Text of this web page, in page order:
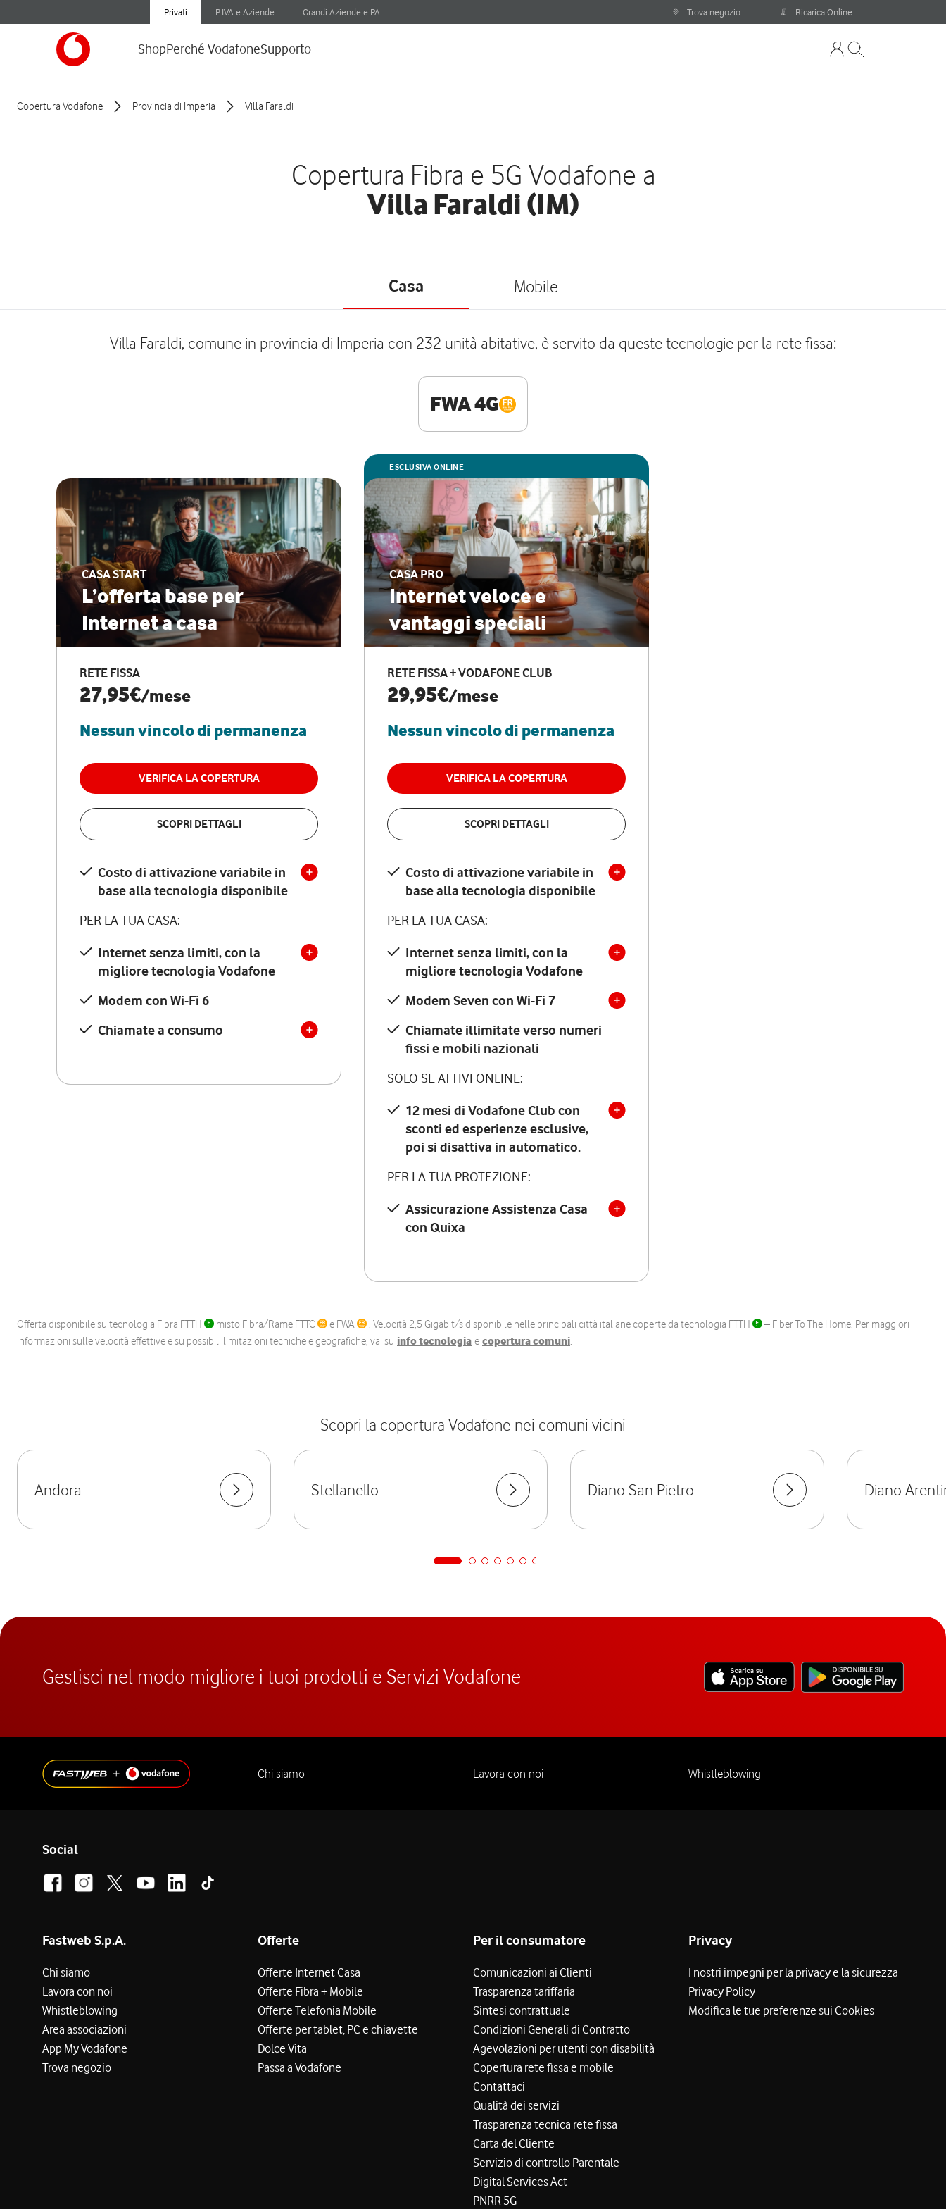
Privati P.IVA e Aziende Grandi Aziende e PA Trova negozio Ricarica Online
ShopPerché VodafoneSupporto
Copertura Vodafone Provincia di Imperia Villa Faraldi
Copertura Fibra e 5G Vodafone a
Villa Faraldi (IM)
Casa Mobile
Villa Faraldi, comune in provincia di Imperia con 232 unità abitative, è servito da queste tecnologie per la rete fissa:
FWA 4G
CASA START
L’offerta base per
Internet a casa
RETE FISSA
27,95€/mese
Nessun vincolo di permanenza
VERIFICA LA COPERTURA
SCOPRI DETTAGLI
Costo di attivazione variabile in
base alla tecnologia disponibile
PER LA TUA CASA:
Internet senza limiti, con la
migliore tecnologia Vodafone
Modem con Wi-Fi 6
Chiamate a consumo
ESCLUSIVA ONLINE
CASA PRO
Internet veloce e
vantaggi speciali
RETE FISSA + VODAFONE CLUB
29,95€/mese
Nessun vincolo di permanenza
VERIFICA LA COPERTURA
SCOPRI DETTAGLI
Costo di attivazione variabile in
base alla tecnologia disponibile
PER LA TUA CASA:
Internet senza limiti, con la
migliore tecnologia Vodafone
Modem Seven con Wi-Fi 7
Chiamate illimitate verso numeri
fissi e mobili nazionali
SOLO SE ATTIVI ONLINE:
12 mesi di Vodafone Club con
sconti ed esperienze esclusive,
poi si disattiva in automatico.
PER LA TUA PROTEZIONE:
Assicurazione Assistenza Casa
con Quixa
Offerta disponibile su tecnologia Fibra FTTH misto Fibra/Rame FTTC e FWA . Velocità 2,5 Gigabit/s disponibile nelle principali città italiane coperte da tecnologia FTTH
– Fiber To The Home. Per maggiori
informazioni sulle velocità effettive e su possibili limitazioni tecniche e geografiche, vai su info tecnologia e copertura comuni.
Scopri la copertura Vodafone nei comuni vicini
Andora Stellanello Diano San Pietro Diano
Gestisci nel modo migliore i tuoi prodotti e Servizi Vodafone
Chi siamo Lavora con noi Whistleblowing
Social
Fastweb S.p.A.
Chi siamo
Lavora con noi
Whistleblowing
Area associazioni
App My Vodafone
Trova negozio
Offerte
Offerte Internet Casa
Offerte Fibra + Mobile
Offerte Telefonia Mobile
Offerte per tablet, PC e chiavette
Dolce Vita
Passa a Vodafone
Per il consumatore
Comunicazioni ai Clienti
Trasparenza tariffaria
Sintesi contrattuale
Condizioni Generali di Contratto
Agevolazioni per utenti con disabilità
Copertura rete fissa e mobile
Contattaci
Qualità dei servizi
Trasparenza tecnica rete fissa
Carta del Cliente
Servizio di controllo Parentale
Digital Services Act
PNRR 5G
Privacy
I nostri impegni per la privacy e la sicurezza
Privacy Policy
Modifica le tue preferenze sui Cookies